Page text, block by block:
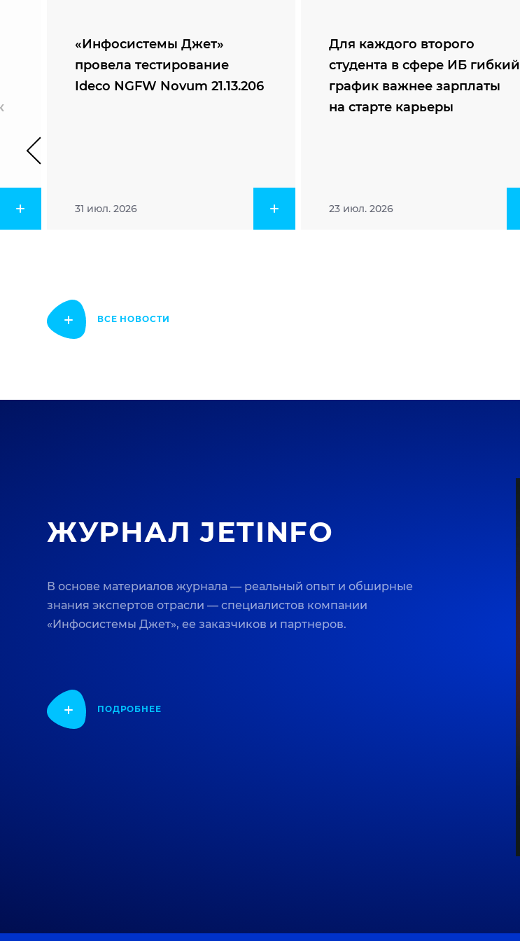
«Инфосистемы Джет»
провела тестирование
Ideco NGFW Novum 21.13.206
31 июл. 2026
Для каждого второго
студента в сфере ИБ гибкий
график важнее зарплаты
на старте карьеры
23 июл. 2026
ВСЕ НОВОСТИ
ЖУРНАЛ JETINFO
В основе материалов журнала — реальный опыт и обширные
знания экспертов отрасли — специалистов компании
«Инфосистемы Джет», ее заказчиков и партнеров.
ПОДРОБНЕЕ